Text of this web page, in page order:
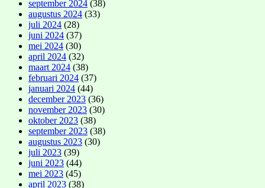
september 2024 (38)
augustus 2024 (33)
juli 2024 (28)
juni 2024 (37)
mei 2024 (30)
april 2024 (32)
maart 2024 (38)
februari 2024 (37)
januari 2024 (44)
december 2023 (36)
november 2023 (30)
oktober 2023 (38)
september 2023 (38)
augustus 2023 (30)
juli 2023 (39)
juni 2023 (44)
mei 2023 (45)
april 2023 (38)